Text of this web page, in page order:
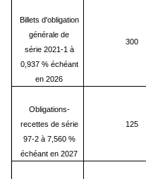
Billets d'obligation
générale de
série 2021-1 à
0,937 % échéant
en 2026
300
Obligations-
recettes de série
97-2 à 7,560 %
échéant en 2027
125